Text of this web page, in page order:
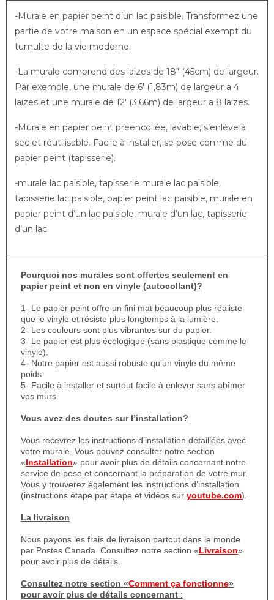
-Murale en papier peint d’un lac paisible. Transformez une
partie de votre maison en un espace spécial exempt du
tumulte de la vie moderne.
-La murale comprend des laizes de 18″ (45cm) de largeur.
Par exemple, une murale de 6′ (1,83m) de largeur a 4
laizes et une murale de 12′ (3,66m) de largeur a 8 laizes.
-Murale en papier peint préencollée, lavable, s’enlève à
sec et réutilisable. Facile à installer, se pose comme du
papier peint (tapisserie).
-murale lac paisible, tapisserie murale lac paisible,
tapisserie lac paisible, papier peint lac paisible, murale en
papier peint d’un lac paisible, murale d’un lac, tapisserie
d’un lac
Pourquoi nos murales sont offertes seulement en
papier peint et non en vinyle (autocollant)?
1- Le papier peint offre un fini mat beaucoup plus réaliste
que le vinyle et résiste plus longtemps à la lumière.
2- Les couleurs sont plus vibrantes sur du papier.
3- Le papier est plus écologique (sans plastique comme le
vinyle).
4- Notre papier est aussi robuste qu’un vinyle du même
poids.
5- Facile à installer et surtout facile à enlever sans abîmer
vos murs.
Vous avez des doutes sur l’installation?
Vous recevrez les instructions d’installation détaillées avec
votre murale. Vous pouvez consulter notre section
«Installation» pour avoir plus de détails concernant notre
service de pose et concernant la préparation de votre mur.
Vous y trouverez également les instructions d’installation
(instructions étape par étape et vidéos sur youtube.com).
La livraison
Nous payons les frais de livraison partout dans le monde
par Postes Canada. Consultez notre section «Livraison»
pour avoir plus de détails.
Consultez notre section «Comment ça fonctionne»
pour avoir plus de détails concernant: